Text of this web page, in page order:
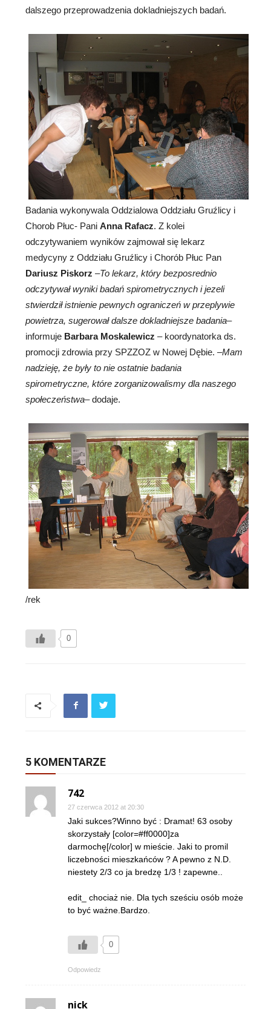
dalszego przeprowadzenia dokladniejszych badań.
Badania wykonywala Oddzialowa Oddziału Gruźlicy i
Chorob Płuc- Pani Anna Rafacz. Z kolei
odczytywaniem wyników zajmował się lekarz
medycyny z Oddziału Gruźlicy i Chorób Płuc Pan
Dariusz Piskorz –To lekarz, który bezposrednio
odczytywał wyniki badań spirometrycznych i jezeli
stwierdził istnienie pewnych ograniczeń w przeplywie
powietrza, sugerował dalsze dokladniejsze badania–
informuje Barbara Moskalewicz – koordynatorka ds.
promocji zdrowia przy SPZZOZ w Nowej Dębie. –Mam
nadzieję, że były to nie ostatnie badania
spirometryczne, które zorganizowalismy dla naszego
społeczeństwa– dodaje.
/rek
0
5 KOMENTARZE
742
27 czerwca 2012 at 20:30
Jaki sukces?Winno być : Dramat! 63 osoby
skorzystały [color=#ff0000]za
darmochę[/color] w mieście. Jaki to promil
liczebności mieszkańców ? A pewno z N.D.
niestety 2/3 co ja bredzę 1/3 ! zapewne..
edit_ chociaż nie. Dla tych sześciu osób może
to być ważne.Bardzo.
0
Odpowiedz
nick